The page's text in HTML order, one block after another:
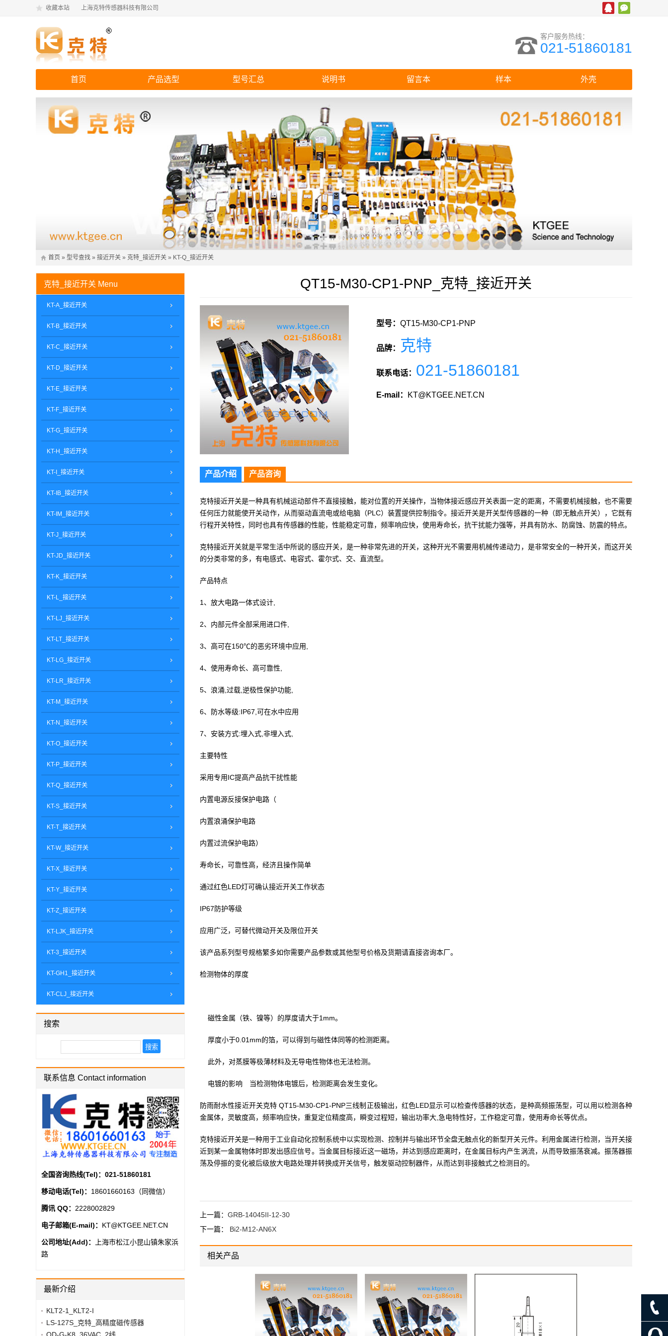
收藏本站 上海克特传感器科技有限公司
客户服务热线：
021-51860181
首页 产品选型 型号汇总 说明书 留言本 样本 外壳
首页 » 型号查找 » 接近开关 » 克特_接近开关 » KT-Q_接近开关
QT15-M30-CP1-PNP_克特_接近开关
型号： QT15-M30-CP1-PNP
品牌： 克特
联系电话： 021-51860181
E-mail： KT@KTGEE.NET.CN
产品介绍 产品咨询
克特接近开关是一种具有机械运动部件不直接接触，能对位置的开关操作，当物体接近感应开关表面一定的距离，不需要机械接触，也不需要
任何压力就能使开关动作，从而驱动直流电或给电脑（PLC）装置提供控制指令。接近开关是开关型传感器的一种（即无触点开关），它既有
行程开关特性，同时也具有传感器的性能，性能稳定可靠，频率响应快，使用寿命长，抗干扰能力强等，并具有防水、防腐蚀、防震的特点。
克特接近开关就是平常生活中所说的感应开关，是一种非常先进的开关，这种开光不需要用机械传递动力，是非常安全的一种开关，而这开关
的分类非常的多，有电感式、电容式、霍尔式、交、直流型。
产品特点
1、放大电路一体式设计,
2、内部元件全部采用进口件,
3、高可在150℃的恶劣环境中应用,
4、使用寿命长、高可靠性,
5、浪涌,过载,逆极性保护功能,
6、防水等级:IP67,可在水中应用
7、安装方式:埋入式,非埋入式,
主要特性
采用专用IC提高产品抗干扰性能
内置电源反接保护电路（
内置浪涌保护电路
内置过流保护电路）
寿命长，可靠性高，经济且操作简单
通过红色LED灯可确认接近开关工作状态
IP67防护等级
应用广泛，可替代微动开关及限位开关
该产品系列型号规格繁多如你需要产品参数或其他型号价格及货期请直接咨询本厂。
检测物体的厚度
磁性金属（铁、镍等）的厚度请大于1mm。
厚度小于0.01mm的箔，可以得到与磁性体同等的检测距离。
此外，对蒸膜等极薄材料及无导电性物体也无法检测。
电镀的影响 当检测物体电镀后，检测距离会发生变化。
防雨耐水性接近开关克特 QT15-M30-CP1-PNP三线制正极输出，红色LED显示可以检查传感器的状态，是种高频振荡型，可以用以检测各种
金属体，灵敏度高，频率响应快，重复定位精度高，瞬变过程短，输出功率大,急电特性好，工作稳定可靠，使用寿命长等优点。
克特接近开关是一种用于工业自动化控制系统中以实现检测、控制并与输出环节全盘无触点化的新型开关元件。利用金属进行检测，当开关接
近到某一金属物体时即发出感应信号。当金属目标接近这一磁场，并达到感应距离时，在金属目标内产生涡流，从而导致振荡衰减。振荡器振
荡及停振的变化被后级放大电路处理并转换成开关信号，触发驱动控制器件，从而达到非接触式之检测目的。
上一篇： GRB-14045II-12-30
下一篇： Bi2-M12-AN6X
相关产品
克特_接近开关 Menu
KT-A_接近开关
KT-B_接近开关
KT-C_接近开关
KT-D_接近开关
KT-E_接近开关
KT-F_接近开关
KT-G_接近开关
KT-H_接近开关
KT-I_接近开关
KT-IB_接近开关
KT-IM_接近开关
KT-J_接近开关
KT-JD_接近开关
KT-K_接近开关
KT-L_接近开关
KT-LJ_接近开关
KT-LT_接近开关
KT-LG_接近开关
KT-LR_接近开关
KT-M_接近开关
KT-N_接近开关
KT-O_接近开关
KT-P_接近开关
KT-Q_接近开关
KT-S_接近开关
KT-T_接近开关
KT-W_接近开关
KT-X_接近开关
KT-Y_接近开关
KT-Z_接近开关
KT-LJK_接近开关
KT-3_接近开关
KT-GH1_接近开关
KT-CLJ_接近开关
搜索
联系信息 Contact information
全国咨询热线(Tel)： 021-51860181
移动电话(Tel)： 18601660163（同微信）
腾讯 QQ： 2228002829
电子邮箱(E-mail)： KT@KTGEE.NET.CN
公司地址(Add)：
上海市松江小昆山镇朱家浜
路
最新介绍
KLT2-1_KLT2-I
LS-127S_克特_高精度磁传感器